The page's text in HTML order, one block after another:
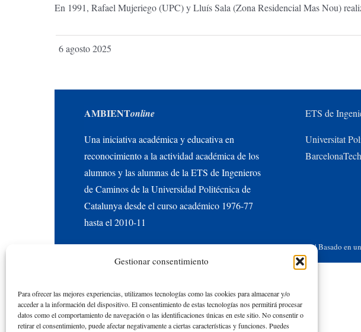
Gestionar consentimiento
Para ofrecer las mejores experiencias, utilizamos tecnologías como las cookies para almacenar y/o
acceder a la información del dispositivo. El consentimiento de estas tecnologías nos permitirá procesar
datos como el comportamiento de navegación o las identificaciones únicas en este sitio. No consentir o
retirar el consentimiento, puede afectar negativamente a ciertas características y funciones. Puedes
En 1991, Rafael Mujeriego (UPC) y Lluís Sala (Zona Residencial Mas Nou)
6 agosto 2025
AMBIENTonline
Una iniciativa académica y educativa en
reconocimiento a la actividad académica de los
alumnos y las alumnas de la ETS de Ingenieros
de Caminos de la Universidad Politécnica de
Catalunya desde el curso académico 1976-77
hasta el 2010-11
ETS de
Universitat
BarcelonaTech
© Copyright2026 de Rafael Mujeriego | Todos los derechos reservados | Basado en